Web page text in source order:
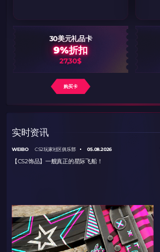
30美元礼品卡
9%折扣
27,30$
购买卡
实时资讯
WEIBO CS2玩家社区俱乐部 05.08.2026
【CS2饰品】一艘真正的星际飞船！